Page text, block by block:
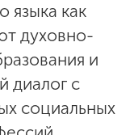
языка как
духовно-
и
диалог с
социальных